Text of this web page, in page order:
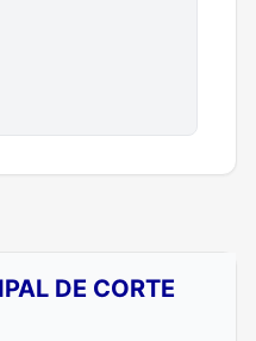
DE CORTE